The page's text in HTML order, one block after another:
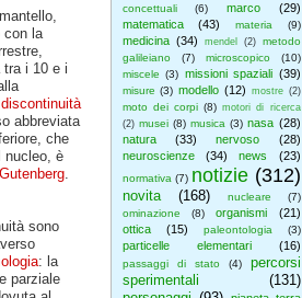
concettuali
(6) marco
(29)
matematica
(43) materia (9)
medicina (34) mendel (2)
metodo
galileiano
(7) microscopico
(10)
miscele (3) missioni spaziali (39)
misure (3) modello (12) mostre (2)
moto dei corpi (8) motori di ricerca
(2) musei (8) musica (3) nasa (28)
natura
(33) nervoso
(28)
neuroscienze
(34) news (23)
normativa (7) notizie (312)
novita (168) nucleare
(7)
ominazione
(8) organismi
(21)
ottica
(15) paleontologia (3)
particelle elementari (16)
passaggi di stato (4)
percorsi
sperimentali
(131)
con la
tra i 10 e i
discontinuità
abbreviata
che
nucleo, è
.
sono
: la
parziale